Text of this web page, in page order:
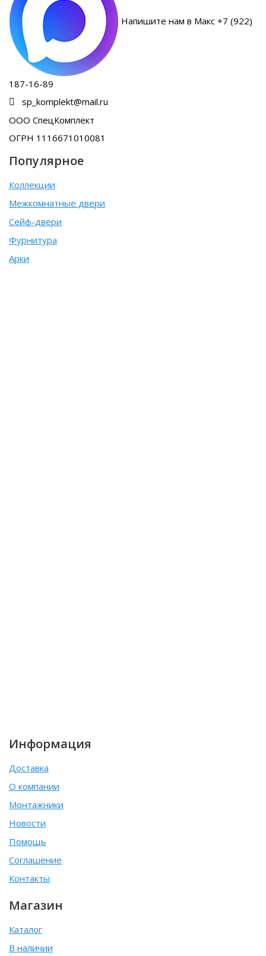
Напишите нам в Макс +7 (922)
187-16-89
sp_komplekt@mail.ru
ООО СпецКомплект
ОГРН 1116671010081
Популярное
Коллекции
Межкомнатные двери
Сейф-двери
Фурнитура
Арки
Информация
Доставка
О компании
Монтажники
Новости
Помощь
Соглашение
Контакты
Магазин
Каталог
В наличии